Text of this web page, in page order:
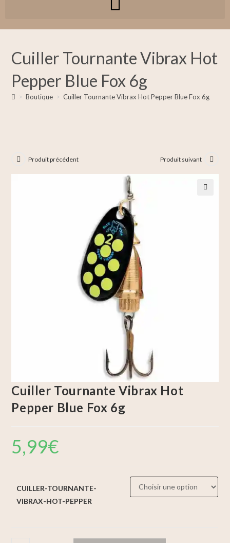
Cuiller Tournante Vibrax Hot
Pepper Blue Fox 6g
> Boutique > Cuiller Tournante Vibrax Hot Pepper Blue Fox 6g
Produit précédent Produit suivant
Cuiller Tournante Vibrax Hot
Pepper Blue Fox 6g
5,99€
CUILLER-TOURNANTE-
VIBRAX-HOT-PEPPER